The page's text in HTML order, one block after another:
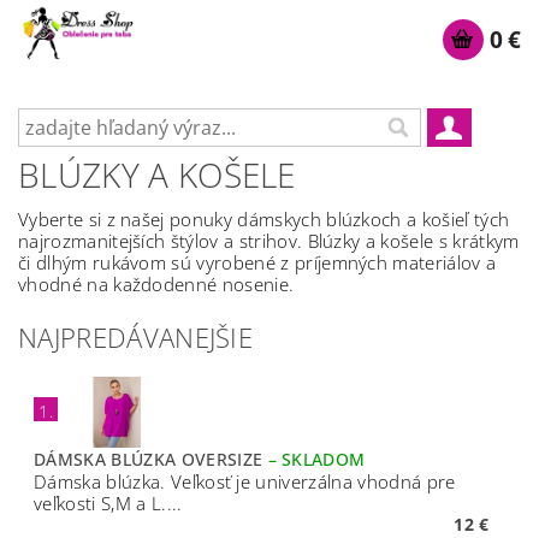
0 €
BLÚZKY A KOŠELE
Vyberte si z našej ponuky dámskych blúzkoch a košieľ tých
najrozmanitejších štýlov a strihov. Blúzky a košele s krátkym
či dlhým rukávom sú vyrobené z príjemných materiálov a
vhodné na každodenné nosenie.
NAJPREDÁVANEJŠIE
1.
DÁMSKA BLÚZKA OVERSIZE –SKLADOM
Dámska blúzka. Veľkosť je univerzálna vhodná pre
veľkosti S,M a L....
12 €